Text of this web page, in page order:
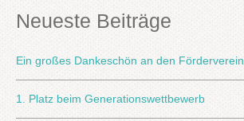
Neueste Beiträge
Ein großes Dankeschön an den Förderverein
1. Platz beim Generationswettbewerb